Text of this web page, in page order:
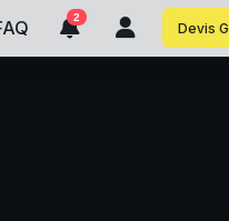
2
Devis